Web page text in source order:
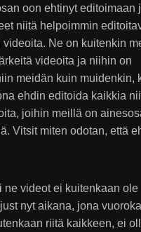
oon ehtinyt editoimaan
niitä helpoimmin
videoita. Ne on kuitenkin
videoita ja niihin on
meidän kuin muidenkin,
ehdin editoida kaikkia
joihin meillä on
Vitsit miten odotan, että
ne videot ei kuitenkaan ole
nyt aikana, jona
riitä kaikkeen, ei